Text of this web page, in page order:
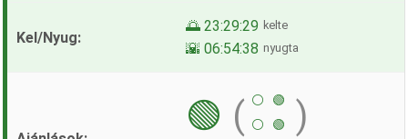
🌅 23:29:29 kelte
🌇 06:54:38 nyugta
🟢 ( ⚪
🟢
⚪
🟢 )